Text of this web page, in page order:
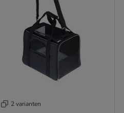
2 varianten